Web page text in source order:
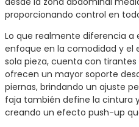
proporcionando control en
Lo que realmente diferencia a
enfoque en la comodidad y el
sola pieza, cuenta con
ofrecen un mayor soporte
piernas, brindando un ajuste
faja también define la cintura
creando un efecto push-up